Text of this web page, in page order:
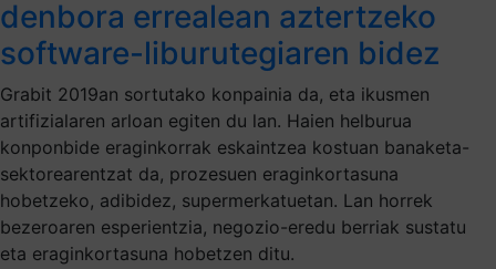
denbora errealean aztertzeko
software-liburutegiaren bidez
Grabit 2019an sortutako konpainia da, eta ikusmen
artifizialaren arloan egiten du lan. Haien helburua
konponbide eraginkorrak eskaintzea kostuan banaketa-
sektorearentzat da, prozesuen eraginkortasuna
hobetzeko, adibidez, supermerkatuetan. Lan horrek
bezeroaren esperientzia, negozio-eredu berriak sustatu
eta eraginkortasuna hobetzen ditu.